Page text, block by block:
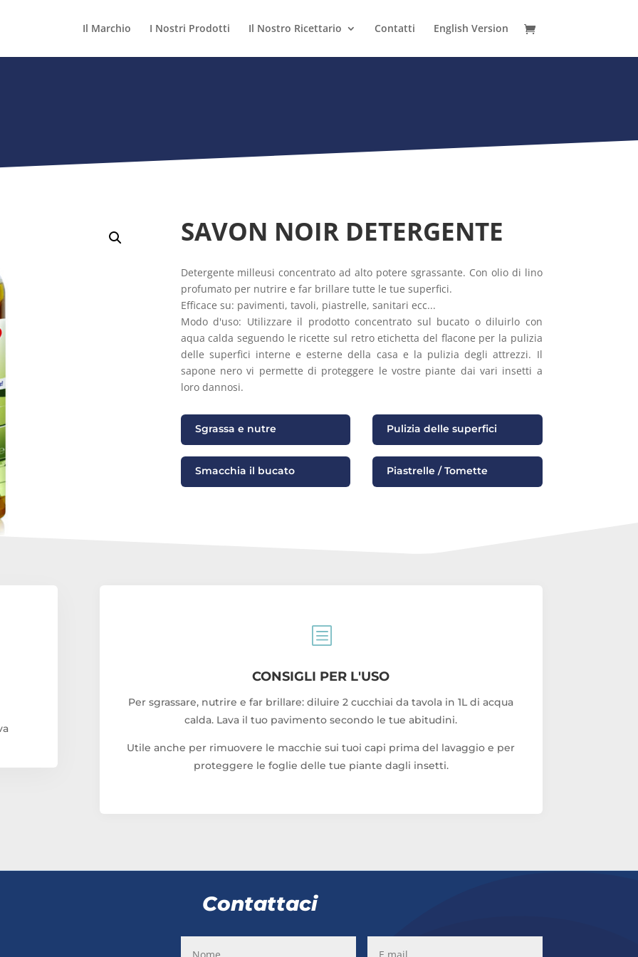
Il Marchio I Nostri Prodotti Il Nostro Ricettario Contatti English Version
SAVON NOIR DETERGENTE
Detergente milleusi concentrato ad alto potere sgrassante. Con olio di lino
profumato per nutrire e far brillare tutte le tue superfici.
Efficace su: pavimenti, tavoli, piastrelle, sanitari ecc...
Modo d'uso: Utilizzare il prodotto concentrato sul bucato o diluirlo con
aqua calda seguendo le ricette sul retro etichetta del flacone per la pulizia
delle superfici interne e esterne della casa e la pulizia degli attrezzi. Il
sapone nero vi permette di proteggere le vostre piante dai vari insetti a
loro dannosi.
Sgrassa e nutre
Smacchia il bucato
Pulizia delle superfici
Piastrelle / Tomette
b
CONSIGLI PER L'USO
Per sgrassare, nutrire e far brillare: diluire 2 cucchiai da tavola in 1L di acqua
calda. Lava il tuo pavimento secondo le tue abitudini.
Utile anche per rimuovere le macchie sui tuoi capi prima del lavaggio e per
proteggere le foglie delle tue piante dagli insetti.
Contattaci